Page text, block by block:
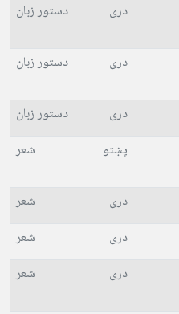
دری دستور زبان
دری دستور زبان
دری دستور زبان
پښتو شعر
دری شعر
دری شعر
دری شعر